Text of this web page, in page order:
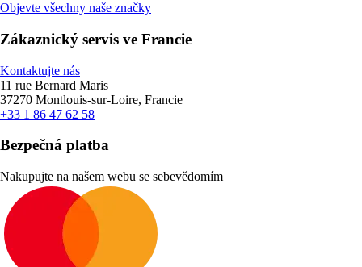
Objevte všechny naše značky
Zákaznický servis ve Francie
Kontaktujte nás
11 rue Bernard Maris
37270 Montlouis-sur-Loire, Francie
+33 1 86 47 62 58
Bezpečná platba
Nakupujte na našem webu se sebevědomím